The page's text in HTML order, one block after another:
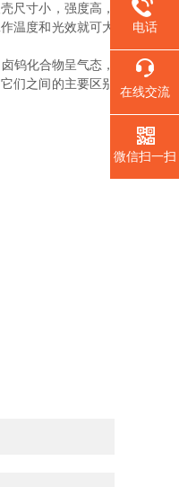
尺寸小，强度高，
温度和光效就可大
钨化合物呈气态，
们之间的主要区别
电话
在线交流
微信扫一扫